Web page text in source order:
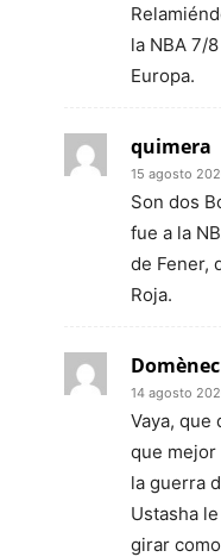
la NBA 7/
Europa.
quimera
15 agosto
Son dos
fue a la
de Fener,
Roja.
Domènec
14 agosto
Vaya, que
que
la guerra
Ustasha
girar